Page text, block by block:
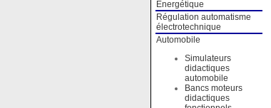
Energétique
Régulation automatisme
électrotechnique
Automobile
Simulateurs
didactiques
automobile
Bancs moteurs
didactiques